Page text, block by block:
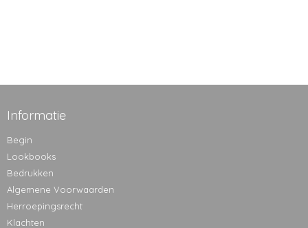
Informatie
Begin
Lookbooks
Bedrukken
Algemene Voorwaarden
Herroepingsrecht
Klachten